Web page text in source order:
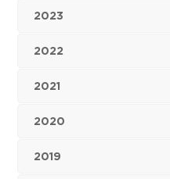
2023
2022
2021
2020
2019